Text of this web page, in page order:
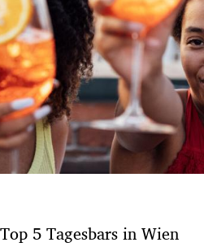
5 Tagesbars in Wien